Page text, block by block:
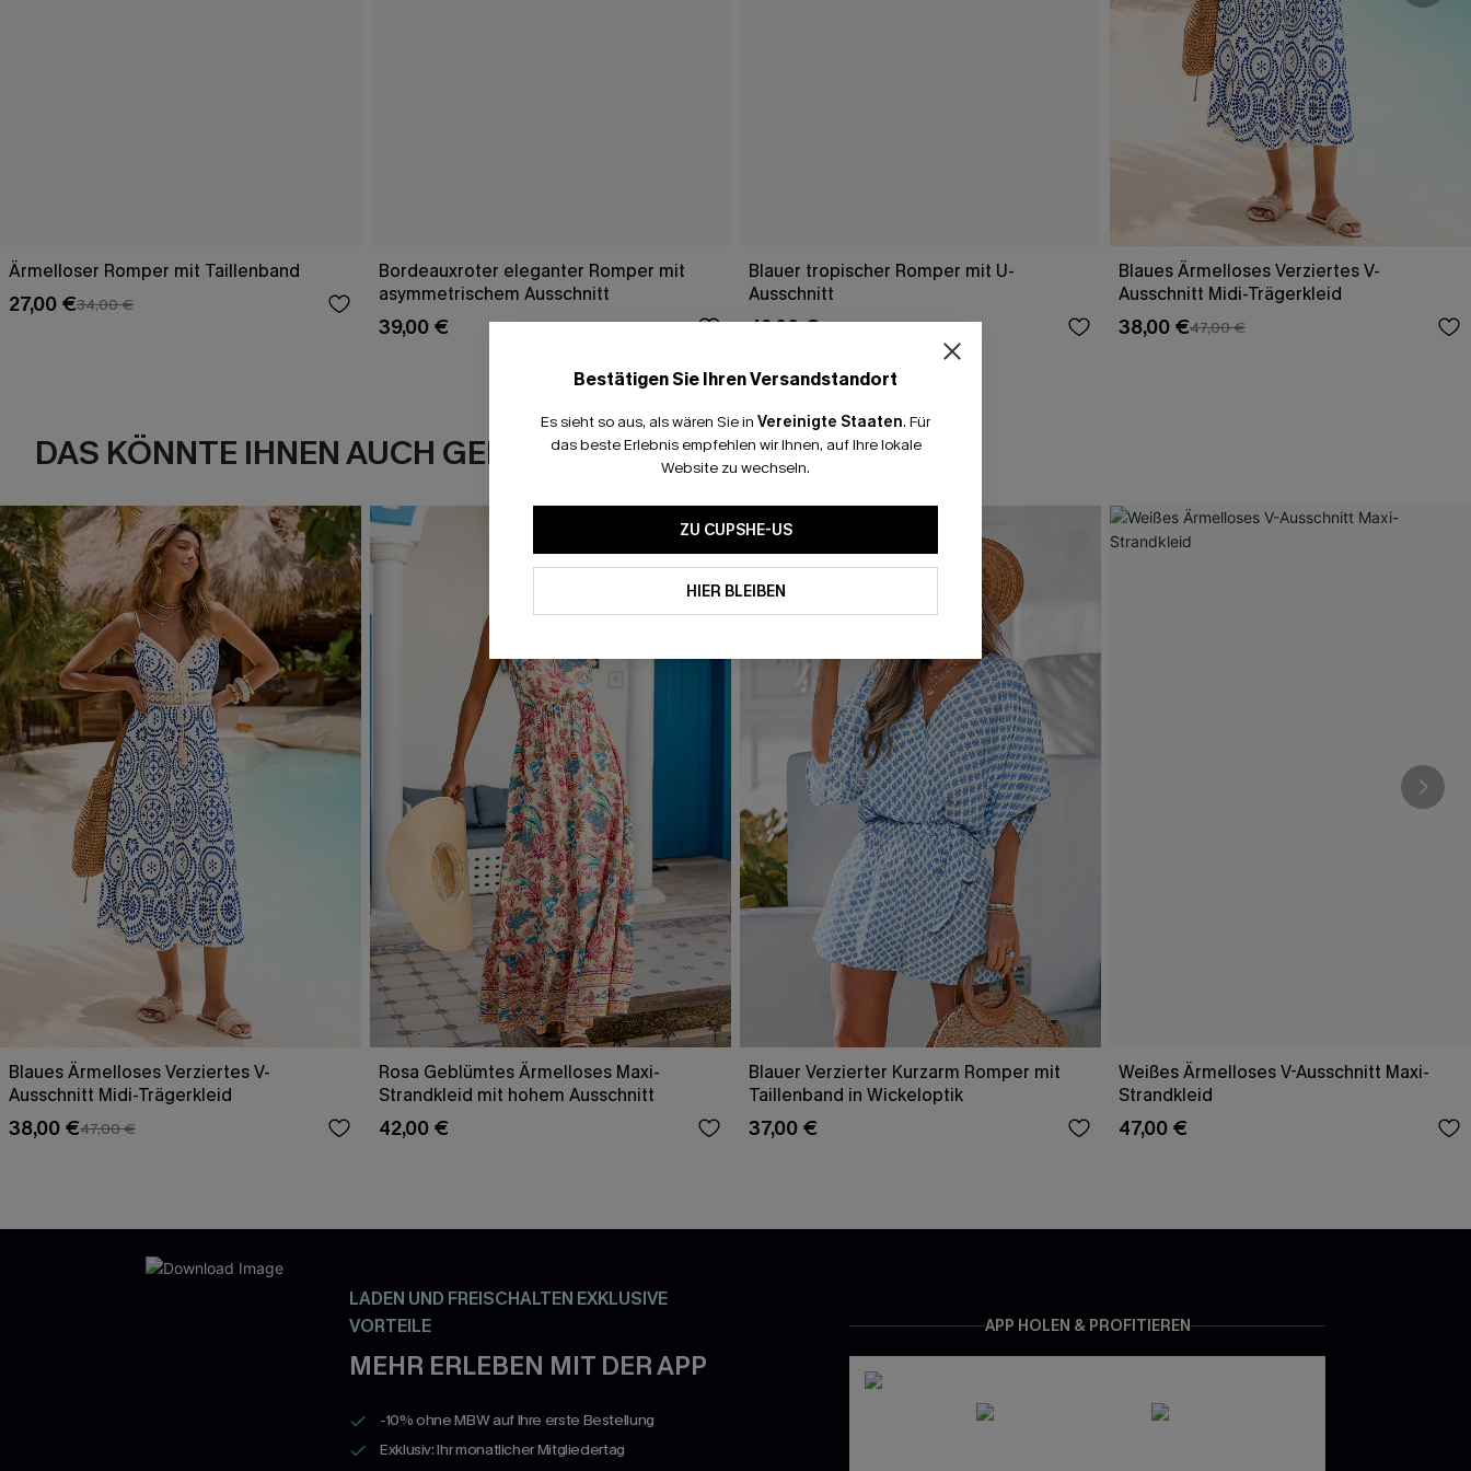
Ärmelloser Romper mit Taillenband
27,00 €34,00 €
Bordeauxroter eleganter Romper mit
asymmetrischem Ausschnitt
39,00 €
Blauer tropischer Romper mit U-
Ausschnitt
42,00 €
Blaues Ärmelloses Verziertes V-
Ausschnitt Midi-Trägerkleid
38,00 €47,00 €
DAS KÖNNTE IHNEN AUCH GEFALLEN
Blaues Ärmelloses Verziertes V-
Ausschnitt Midi-Trägerkleid
38,00 €47,00 €
Rosa Geblümtes Ärmelloses Maxi-
Strandkleid mit hohem Ausschnitt
42,00 €
Blauer Verzierter Kurzarm Romper mit
Taillenband in Wickeloptik
37,00 €
Weißes Ärmelloses V-Ausschnitt Maxi-
Strandkleid
47,00 €
LADEN UND FREISCHALTEN EXKLUSIVE
VORTEILE
MEHR ERLEBEN MIT DER APP
-10% ohne MBW auf Ihre erste Bestellung
Exklusiv: Ihr monatlicher Mitgliedertag
APP HOLEN & PROFITIEREN
Bestätigen Sie Ihren Versandstandort
Es sieht so aus, als wären Sie in Vereinigte Staaten. Für
das beste Erlebnis empfehlen wir Ihnen, auf Ihre lokale
Website zu wechseln.
ZU CUPSHE-US
HIER BLEIBEN